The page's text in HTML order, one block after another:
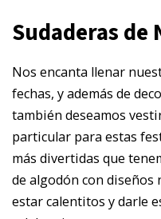
Sudaderas de
Nos encanta llenar
fechas, y además de
también deseamos
particular para estas
más divertidas que
de algodón con
estar calentitos y darle